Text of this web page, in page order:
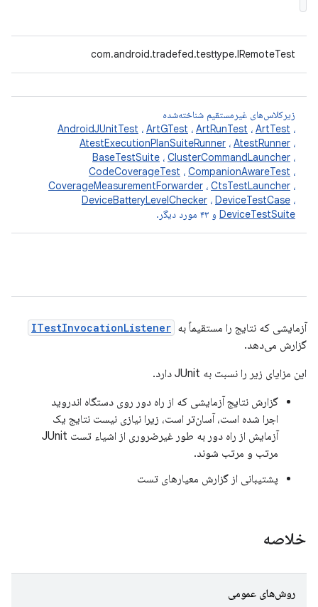
com.android.tradefed.testtype.IRemoteTest
زیرکلاس‌های غیرمستقیم شناخته‌شده
AndroidJUnitTest ، ArtGTest ، ArtRunTest ، ArtTest ،
AtestExecutionPlanSuiteRunner ، AtestRunner ،
BaseTestSuite ، ClusterCommandLauncher ،
CodeCoverageTest ، CompanionAwareTest ،
CoverageMeasurementForwarder ، CtsTestLauncher ،
DeviceBatteryLevelChecker ، DeviceTestCase ،
DeviceTestSuite و ۴۳ مورد دیگر.
آزمایشی که نتایج را مستقیماً به ITestInvocationListener
گزارش می‌دهد.
این مزایای زیر را نسبت به JUnit دارد.
گزارش نتایج آزمایشی که از راه دور روی دستگاه اندروید
اجرا شده است، آسان‌تر است، زیرا نیازی نیست نتایج یک
آزمایش از راه دور به طور غیرضروری از اشیاء تست JUnit
مرتب و مرتب شوند.
پشتیبانی از گزارش معیارهای تست
خلاصه
روش‌های عمومی